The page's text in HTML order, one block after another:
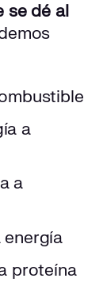
se dé al
a
a
energía
proteína